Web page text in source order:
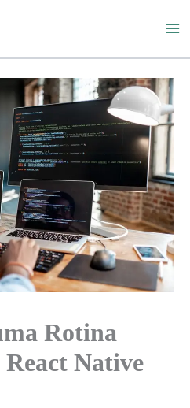
Rotina
Native